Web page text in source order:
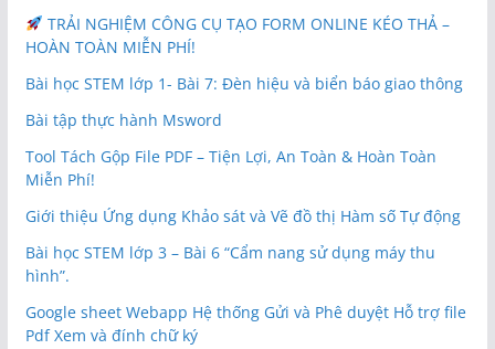
TRẢI NGHIỆM CÔNG CỤ TẠO FORM ONLINE KÉO THẢ –
HOÀN TOÀN MIỄN PHÍ!
Bài học STEM lớp 1- Bài 7: Đèn hiệu và biển báo giao thông
Bài tập thực hành Msword
Tool Tách Gộp File PDF – Tiện Lợi, An Toàn & Hoàn Toàn
Miễn Phí!
Giới thiệu Ứng dụng Khảo sát và Vẽ đồ thị Hàm số Tự động
Bài học STEM lớp 3 – Bài 6 “Cẩm nang sử dụng máy thu
hình”.
Google sheet Webapp Hệ thống Gửi và Phê duyệt Hỗ trợ file
Pdf Xem và đính chữ ký